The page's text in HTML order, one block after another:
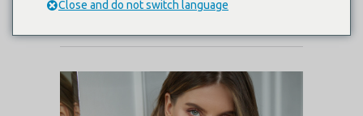
Close and do not switch language